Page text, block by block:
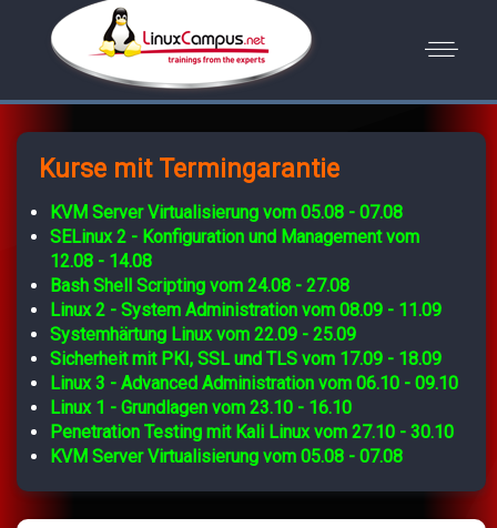
Kurse mit Termingarantie
KVM Server Virtualisierung vom 05.08 - 07.08
SELinux 2 - Konfiguration und Management vom
12.08 - 14.08
Bash Shell Scripting vom 24.08 - 27.08
Linux 2 - System Administration vom 08.09 - 11.09
Systemhärtung Linux vom 22.09 - 25.09
Sicherheit mit PKI, SSL und TLS vom 17.09 - 18.09
Linux 3 - Advanced Administration vom 06.10 - 09.10
Linux 1 - Grundlagen vom 23.10 - 16.10
Penetration Testing mit Kali Linux vom 27.10 - 30.10
KVM Server Virtualisierung vom 05.08 - 07.08